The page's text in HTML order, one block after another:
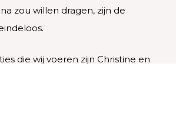
zou willen dragen, zijn de
die wij voeren zijn Christine en